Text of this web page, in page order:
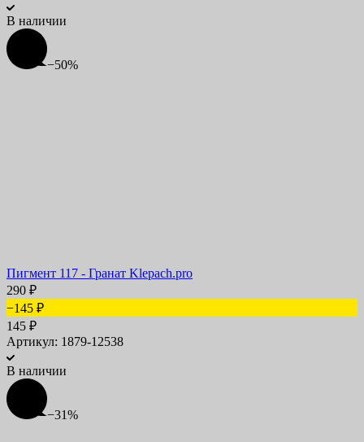
В наличии
−50%
Пигмент 117 - Гранат Klepach.pro
290 ₽
−145 ₽
145 ₽
Артикул: 1879-12538
В наличии
−31%